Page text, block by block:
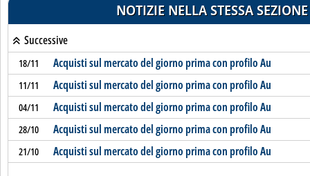
NOTIZIE NELLA STESSA SEZIONE
Successive
18/11 Acquisti sul mercato del giorno prima con profilo Au
11/11 Acquisti sul mercato del giorno prima con profilo Au
04/11 Acquisti sul mercato del giorno prima con profilo Au
28/10 Acquisti sul mercato del giorno prima con profilo Au
21/10 Acquisti sul mercato del giorno prima con profilo Au